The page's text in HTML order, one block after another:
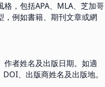
，包括APA、MLA、芝加哥
，例如書籍、期刊文章或網
作者姓名及出版日期。如適
、出版商姓名及出版地。